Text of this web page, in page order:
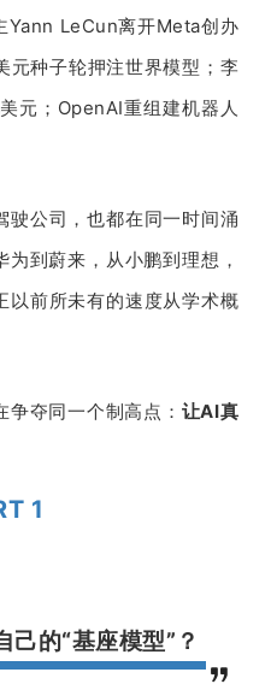
Yann LeCun离开Meta创办
种子轮押注世界模型；李
元；OpenAI重组建机器人
驶公司，也都在同一时间涌
到蔚来，从小鹏到理想，
以前所未有的速度从学术概
夺同一个制高点： 让AI真
1
的“基座模型”？